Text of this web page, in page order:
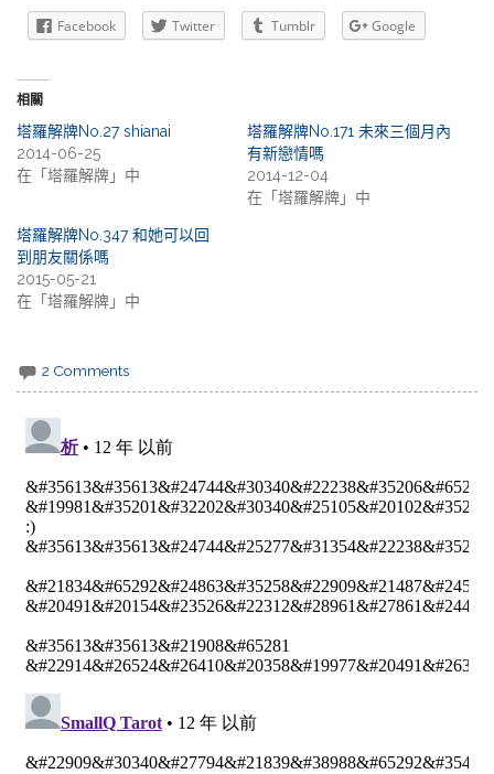
Facebook Twitter Tumblr Google
相關
塔羅解牌No.27 shianai
2014-06-25
在「塔羅解牌」中
塔羅解牌No.171 未來三個月內
有新戀情嗎
2014-12-04
在「塔羅解牌」中
塔羅解牌No.347 和她可以回
到朋友關係嗎
2015-05-21
在「塔羅解牌」中
2 Comments